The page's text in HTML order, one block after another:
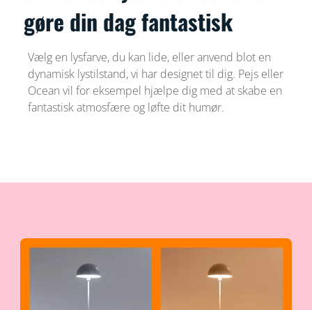
gøre din dag fantastisk
Vælg en lysfarve, du kan lide, eller anvend blot en
dynamisk lystilstand, vi har designet til dig. Pejs eller
Ocean vil for eksempel hjælpe dig med at skabe en
fantastisk atmosfære og løfte dit humør.